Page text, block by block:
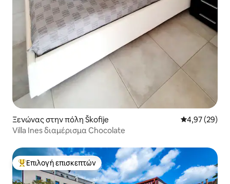
Ξενώνας στην πόλη Škofije Μέση
4,97 (29)
Villa Ines διαμέρισμα Chocolate
Κορυφαία επιλογή επισκεπτών
Επιλογή επισκεπτών